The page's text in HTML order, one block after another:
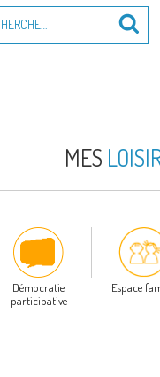
MES
Démocratie
participative
Espace